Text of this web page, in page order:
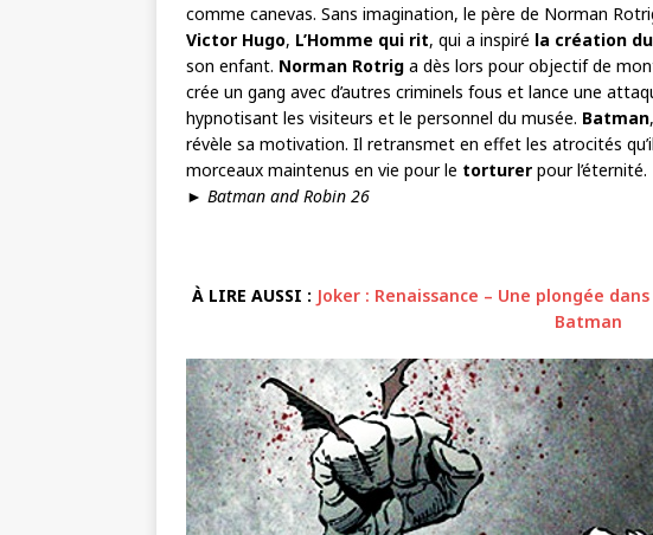
comme canevas. Sans imagination, le père de Norman
Victor Hugo, L’Homme qui rit, qui a inspiré la création
son enfant. Norman Rotrig a dès lors pour objectif de
crée un gang avec d’autres criminels fous et lance une
hypnotisant les visiteurs et le personnel du musée. Batman,
révèle sa motivation. Il retransmet en effet les atrocités
morceaux maintenus en vie pour le torturer pour l’éternité.
► Batman and Robin 26
À LIRE AUSSI : Joker : Renaissance – Une plongée
Batman